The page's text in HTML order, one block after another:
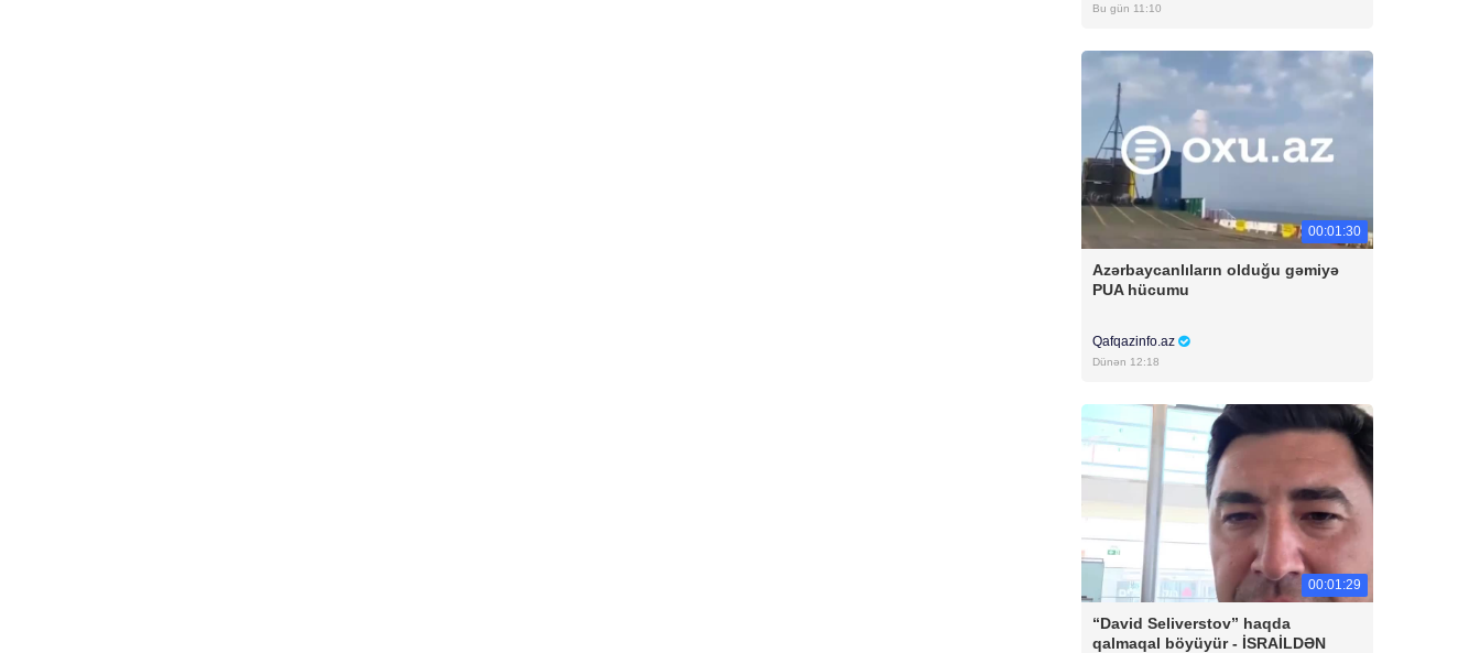
Bu gün 11:10
00:01:30
Azərbaycanlıların olduğu gəmiyə
PUA hücumu
Qafqazinfo.az
Dünən 12:18
00:01:29
“David Seliverstov” haqda
qalmaqal böyüyür - İSRAİLDƏN